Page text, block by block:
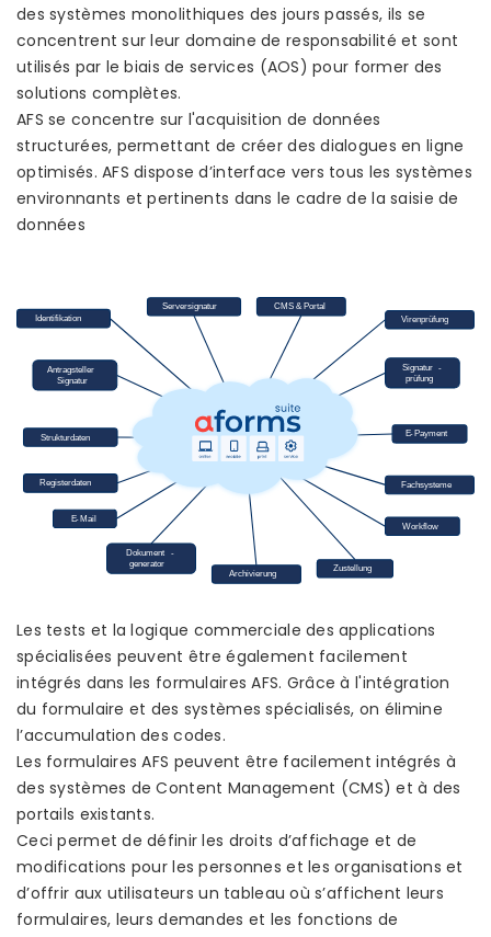
des systèmes monolithiques des jours passés, ils se
concentrent sur leur domaine de responsabilité et sont
utilisés par le biais de services (AOS) pour former des
solutions complètes.
AFS se concentre sur l'acquisition de données
structurées, permettant de créer des dialogues en ligne
optimisés. AFS dispose d’interface vers tous les systèmes
environnants et pertinents dans le cadre de la saisie de
données
Les tests et la logique commerciale des applications
spécialisées peuvent être également facilement
intégrés dans les formulaires AFS. Grâce à l'intégration
du formulaire et des systèmes spécialisés, on élimine
l’accumulation des codes.
Les formulaires AFS peuvent être facilement intégrés à
des systèmes de Content Management (CMS) et à des
portails existants.
Ceci permet de définir les droits d’affichage et de
modifications pour les personnes et les organisations et
d’offrir aux utilisateurs un tableau où s’affichent leurs
formulaires, leurs demandes et les fonctions de